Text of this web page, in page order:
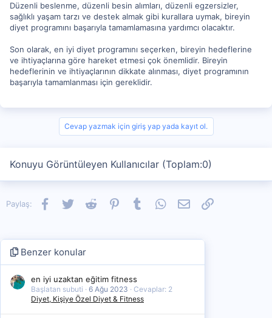
Düzenli beslenme, düzenli besin alımları, düzenli egzersizler,
sağlıklı yaşam tarzı ve destek almak gibi kurallara uymak, bireyin
diyet programını başarıyla tamamlamasına yardımcı olacaktır.
Son olarak, en iyi diyet programını seçerken, bireyin hedeflerine
ve ihtiyaçlarına göre hareket etmesi çok önemlidir. Bireyin
hedeflerinin ve ihtiyaçlarının dikkate alınması, diyet programının
başarıyla tamamlanması için gereklidir.
Cevap yazmak için giriş yap yada kayıt ol.
Konuyu Görüntüleyen Kullanıcılar (Toplam:0)
Paylaş: Facebook
TwitterReddit PinterestTumblrWhatsApp
E-postaLink
Benzer konular
en iyi uzaktan eğitim fitness
Başlatan subuti 6 Ağu 2023
Cevaplar: 2
Diyet, Kişiye Özel Diyet & Fitness